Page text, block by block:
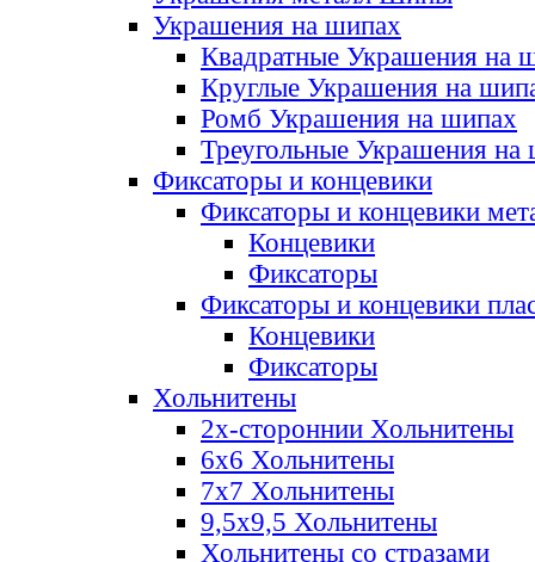
Украшения на шипах
Квадратные Украшения на
Круглые Украшения на
Ромб Украшения на шипах
Треугольные Украшения на
Фиксаторы и концевики
Фиксаторы и концевики
Концевики
Фиксаторы
Фиксаторы и концевики
Концевики
Фиксаторы
Хольнитены
2х-стороннии Хольнитены
6х6 Хольнитены
7х7 Хольнитены
9,5х9,5 Хольнитены
Хольнитены со стразами